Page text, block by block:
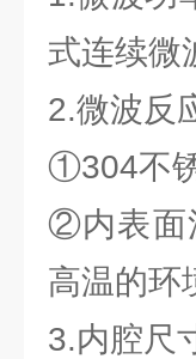
式连续微
2.微波反
①304不
②内表面
高温的环
3.内腔尺